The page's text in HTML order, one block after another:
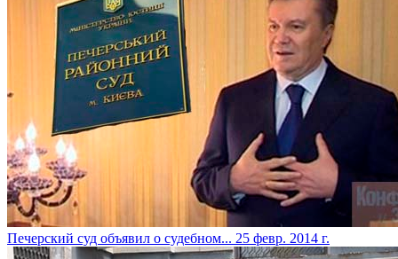
Печерский суд объявил о судебном... 25 февр. 2014 г.